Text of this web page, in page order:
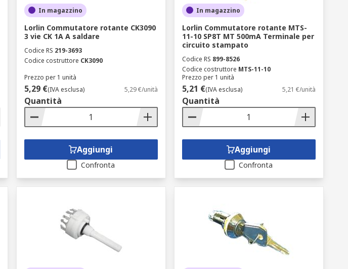
In magazzino
Lorlin Commutatore rotante CK3090
3 vie CK 1A A saldare
Codice RS 219-3693
Codice costruttore CK3090
Prezzo per 1 unità
5,29 €(IVA esclusa) 5,29 €/unità
Quantità
Aggiungi
Confronta
In magazzino
Lorlin Commutatore rotante MTS-
11-10 SP8T MT 500mA Terminale per
circuito stampato
Codice RS 899-8526
Codice costruttore MTS-11-10
Prezzo per 1 unità
5,21 €(IVA esclusa) 5,21 €/unità
Quantità
Aggiungi
Confronta